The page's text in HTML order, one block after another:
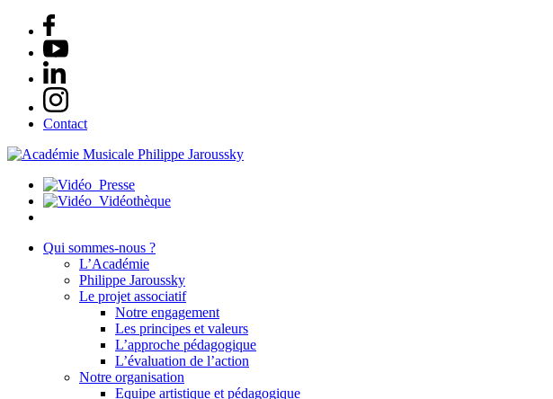
Contact
Presse
Vidéothèque
Qui sommes-nous ?
L’Académie
Philippe Jaroussky
Le projet associatif
Notre engagement
Les principes et valeurs
L’approche pédagogique
L’évaluation de l’action
Notre organisation
Equipe artistique et pédagogique